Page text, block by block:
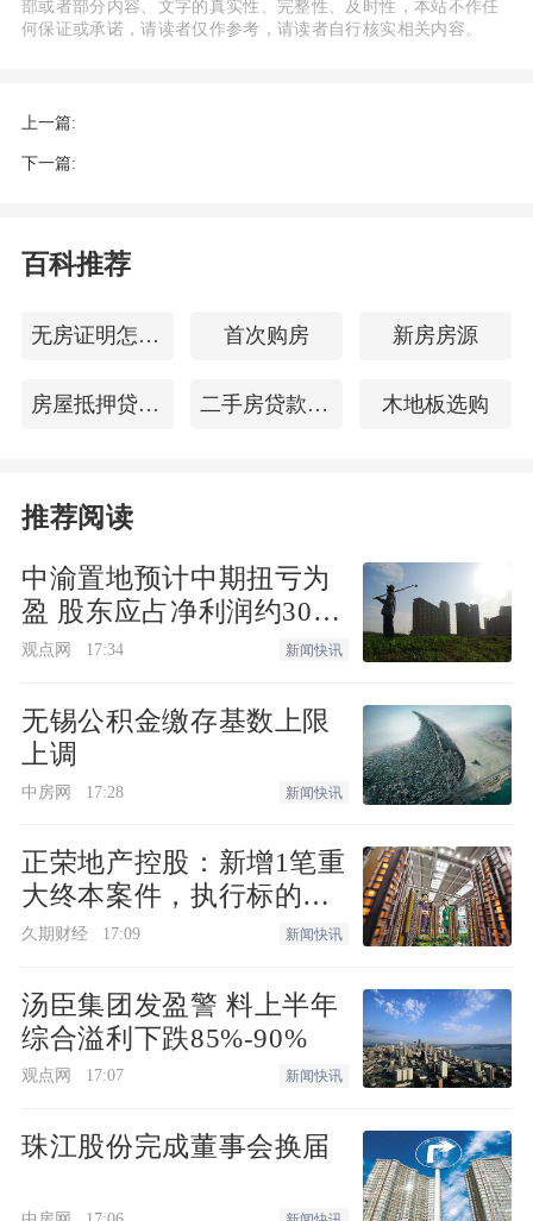
部或者部分内容、文字的真实性、完整性、及时性，本站不作任
何保证或承诺，请读者仅作参考，请读者自行核实相关内容。
上一篇:
下一篇:
百科推荐
无房证明怎么开 首次购房 新房房源
房屋抵押贷款银行 二手房贷款中介 木地板选购
推荐阅读
中渝置地预计中期扭亏为
盈 股东应占净利润约3000
万港元
观点网 17:34 新闻快讯
无锡公积金缴存基数上限
上调
中房网 17:28 新闻快讯
正荣地产控股：新增1笔重
大终本案件，执行标的金
额为4.73亿元
久期财经 17:09 新闻快讯
汤臣集团发盈警 料上半年
综合溢利下跌85%-90%
观点网 17:07 新闻快讯
珠江股份完成董事会换届